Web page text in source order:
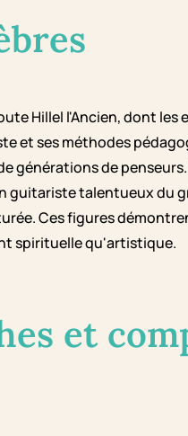
Hillel l'Ancien, dont
et ses méthodes
générations de
guitariste talentueux du
Ces figures
spirituelle qu'artistique.
et